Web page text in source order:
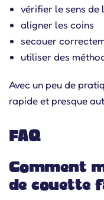
vérifier le sens de
aligner les coins
secouer
utiliser des
Avec un peu de
rapide et presque
FAQ
Comment
de couette